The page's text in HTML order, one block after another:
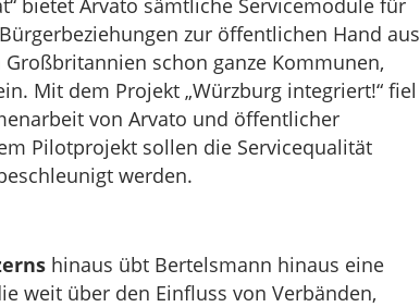
bietet Arvato sämtliche Servicemodule für
zur öffentlichen Hand aus
schon ganze Kommunen,
Mit dem Projekt „Würzburg integriert!“ fiel
von Arvato und öffentlicher
Pilotprojekt sollen die Servicequalität
werden.
hinaus übt Bertelsmann hinaus eine
weit über den Einfluss von Verbänden,